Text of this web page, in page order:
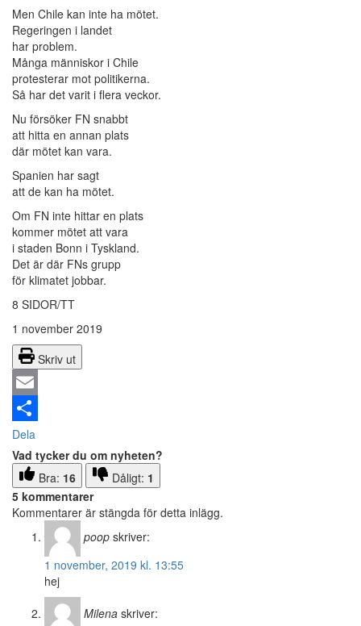
Men Chile kan inte ha mötet.
Regeringen i landet
har problem.
Många människor i Chile
protesterar mot politikerna.
Så har det varit i flera veckor.
Nu försöker FN snabbt
att hitta en annan plats
där mötet kan vara.
Spanien har sagt
att de kan ha mötet.
Om FN inte hittar en plats
kommer mötet att vara
i staden Bonn i Tyskland.
Det är där FNs grupp
för klimatet jobbar.
8 SIDOR/TT
1 november 2019
Skriv ut
Email
Dela
Vad tycker du om nyheten?
Bra: 16 Dåligt: 1
5 kommentarer
Kommentarer är stängda för detta inlägg.
poop skriver:
1 november, 2019 kl. 13:55
hej
Milena skriver: